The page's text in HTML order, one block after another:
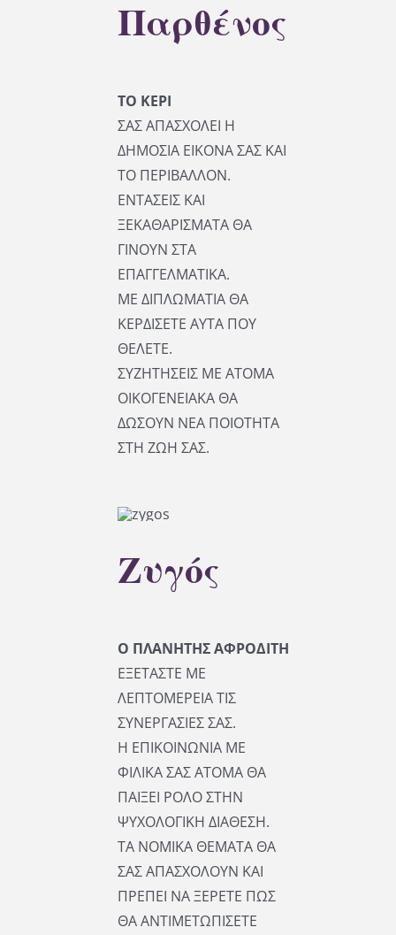
Παρθένος
ΤΟ ΚΕΡΙ
ΣΑΣ ΑΠΑΣΧΟΛΕΙ Η
ΔΗΜΟΣΙΑ ΕΙΚΟΝΑ ΣΑΣ ΚΑΙ
ΤΟ ΠΕΡΙΒΑΛΛΟΝ.
ΕΝΤΑΣΕΙΣ ΚΑΙ
ΞΕΚΑΘΑΡΙΣΜΑΤΑ ΘΑ
ΓΙΝΟΥΝ ΣΤΑ
ΕΠΑΓΓΕΛΜΑΤΙΚΑ.
ΜΕ ΔΙΠΛΩΜΑΤΙΑ ΘΑ
ΚΕΡΔΙΣΕΤΕ ΑΥΤΑ ΠΟΥ
ΘΕΛΕΤΕ.
ΣΥΖΗΤΗΣΕΙΣ ΜΕ ΑΤΟΜΑ
ΟΙΚΟΓΕΝΕΙΑΚΑ ΘΑ
ΔΩΣΟΥΝ ΝΕΑ ΠΟΙΟΤΗΤΑ
ΣΤΗ ΖΩΗ ΣΑΣ.
Ζυγός
Ο ΠΛΑΝΗΤΗΣ ΑΦΡΟΔΙΤΗ
ΕΞΕΤΑΣΤΕ ΜΕ
ΛΕΠΤΟΜΕΡΕΙΑ ΤΙΣ
ΣΥΝΕΡΓΑΣΙΕΣ ΣΑΣ.
Η ΕΠΙΚΟΙΝΩΝΙΑ ΜΕ
ΦΙΛΙΚΑ ΣΑΣ ΑΤΟΜΑ ΘΑ
ΠΑΙΞΕΙ ΡΟΛΟ ΣΤΗΝ
ΨΥΧΟΛΟΓΙΚΗ ΔΙΑΘΕΣΗ.
ΤΑ ΝΟΜΙΚΑ ΘΕΜΑΤΑ ΘΑ
ΣΑΣ ΑΠΑΣΧΟΛΟΥΝ ΚΑΙ
ΠΡΕΠΕΙ ΝΑ ΞΕΡΕΤΕ ΠΩΣ
ΘΑ ΑΝΤΙΜΕΤΩΠΙΣΕΤΕ